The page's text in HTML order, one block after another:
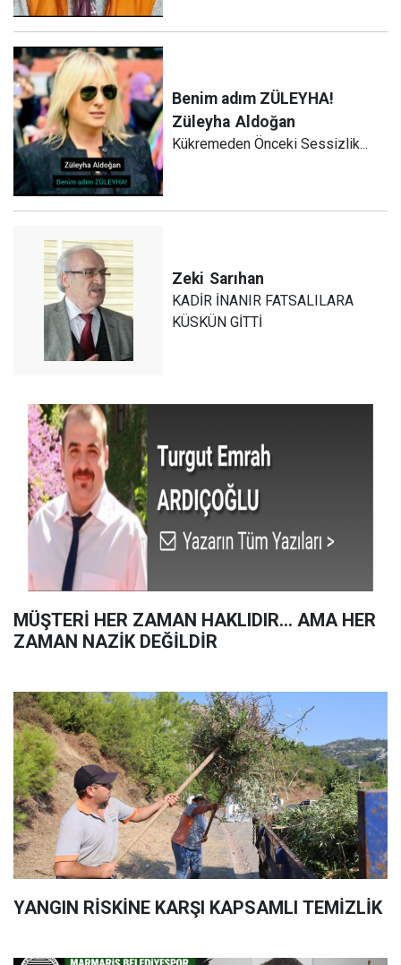
Benim adım ZÜLEYHA!
Züleyha Aldoğan
Kükremeden Önceki Sessizlik...
Zeki Sarıhan
KADİR İNANIR FATSALILARA
KÜSKÜN GİTTİ
MÜŞTERİ HER ZAMAN HAKLIDIR… AMA HER
ZAMAN NAZİK DEĞİLDİR
YANGIN RİSKİNE KARŞI KAPSAMLI TEMİZLİK